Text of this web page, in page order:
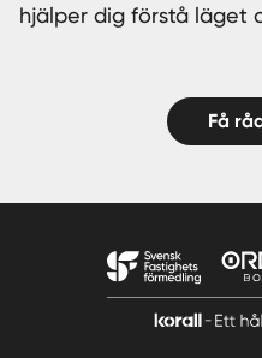
hjälper dig förstå läget
Få